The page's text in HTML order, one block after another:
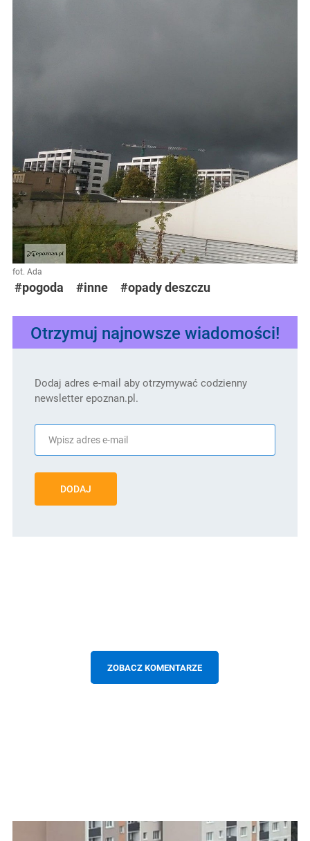
fot. Ada
#pogoda #inne #opady deszczu
Otrzymuj najnowsze wiadomości!
Dodaj adres e-mail aby otrzymywać codzienny
newsletter epoznan.pl.
DODAJ
ZOBACZ KOMENTARZE